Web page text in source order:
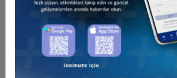
İş Konseyi ile Alakalı Diğer